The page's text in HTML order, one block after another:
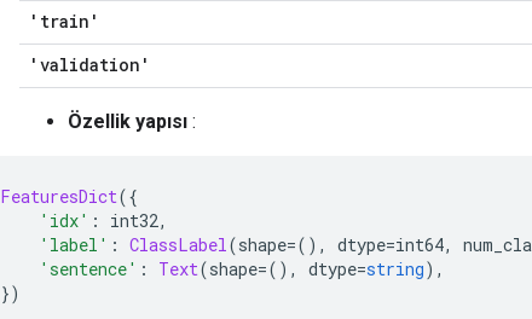
'train'
'validation'
Özellik yapısı :
FeaturesDict({
'idx' : int32,
'label' : ClassLabel(shape=(), dtype=int64,
'sentence' : Text(shape=(), dtype=string),
})